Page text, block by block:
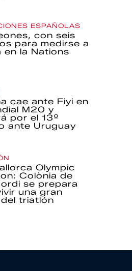
ESPAÑOLAS
con seis
para medirse a
en la Nations
cae ante Fiyi en
M20 y
por el 13º
ante Uruguay
Olympic
Colònia de
se prepara
una gran
triatlón